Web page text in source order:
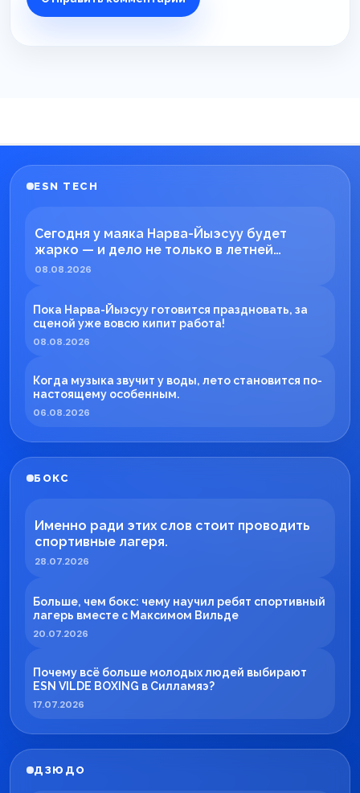
ESN TECH
Сегодня у маяка Нарва-Йыэсуу будет
жарко — и дело не только в летней
погоде!
08.08.2026
Пока Нарва-Йыэсуу готовится праздновать, за
сценой уже вовсю кипит работа!
08.08.2026
Когда музыка звучит у воды, лето становится по-
настоящему особенным.
06.08.2026
БОКС
Именно ради этих слов стоит проводить
спортивные лагеря.
28.07.2026
Больше, чем бокс: чему научил ребят спортивный
лагерь вместе с Максимом Вильде
20.07.2026
Почему всё больше молодых людей выбирают
ESN VILDE BOXING в Силламяэ?
17.07.2026
ДЗЮДО